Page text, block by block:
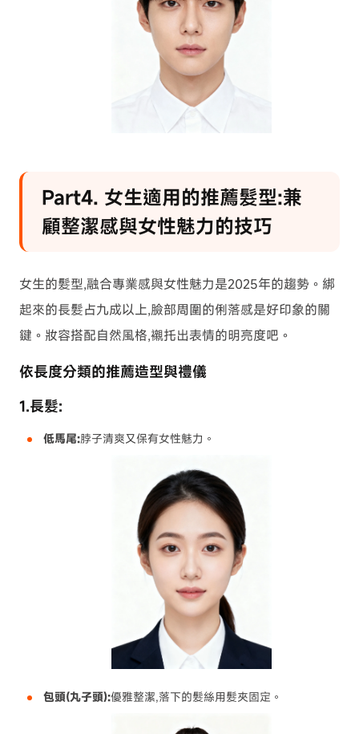
Part4. 女生適用的推薦髮型:兼
顧整潔感與女性魅力的技巧
女生的髮型,融合專業感與女性魅力是2025年的趨勢。綁
起來的長髮占九成以上,臉部周圍的俐落感是好印象的關
鍵。妝容搭配自然風格,襯托出表情的明亮度吧。
依長度分類的推薦造型與禮儀
1.長髮:
低馬尾:脖子清爽又保有女性魅力。
包頭(丸子頭):優雅整潔,落下的髮絲用髮夾固定。